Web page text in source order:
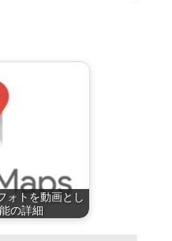
ォトを動画とし
の詳細